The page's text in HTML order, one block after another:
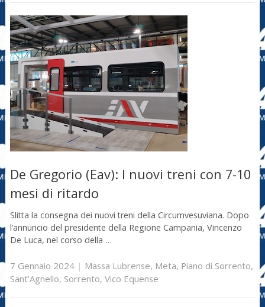
De Gregorio (Eav): I nuovi treni con 7-10
mesi di ritardo
Slitta la consegna dei nuovi treni della Circumvesuviana. Dopo
l’annuncio del presidente della Regione Campania, Vincenzo
De Luca, nel corso della …
7 Gennaio 2024| Massa Lubrense, Meta, Piano di Sorrento,
Sant'Agnello, Sorrento, Vico Equense